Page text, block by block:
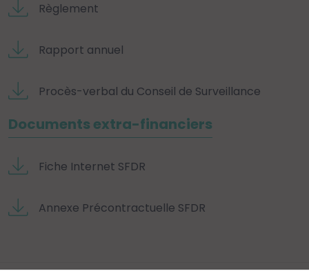
Règlement
Rapport annuel
Procès-verbal du Conseil de Surveillance
Documents extra-financiers
Fiche Internet SFDR
Annexe Précontractuelle SFDR